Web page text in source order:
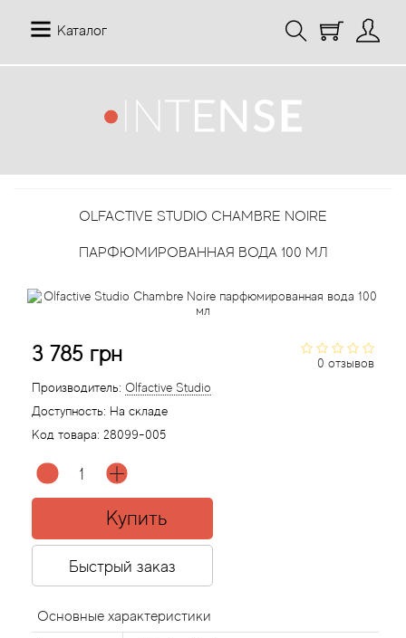
Каталог
OLFACTIVE STUDIO CHAMBRE NOIRE
ПАРФЮМИРОВАННАЯ ВОДА 100 МЛ
0 отзывов
3 785 грн
Производитель: Olfactive Studio
Доступность: На складе
Код товара: 28099-005
Купить
Быстрый заказ
Основные характеристики
12 Parfumeurs Francais
19-69
27 87 Perfumes
Absolument Parfumeur
Acca Kappa
Acqua di Parma
Adidas
Aedes de Venustas
Aerin Lauder
Отзывы
Доставка
Контакты
Статьи
История заказов
Рассылка новостей